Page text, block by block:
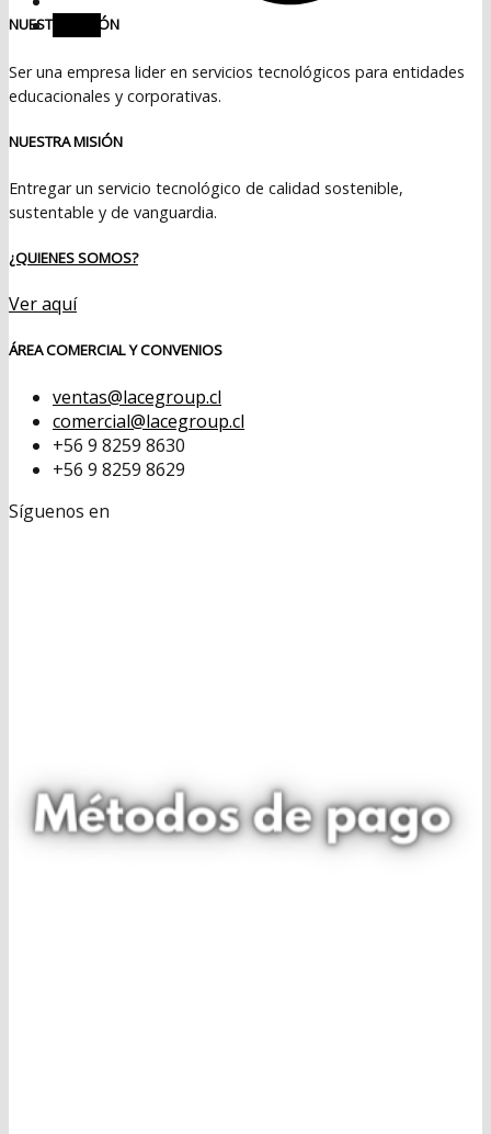
NUESTRA VISIÓN
Ser una empresa lider en servicios tecnológicos para entidades
educacionales y corporativas.
NUESTRA MISIÓN
Entregar un servicio tecnológico de calidad sostenible,
sustentable y de vanguardia.
¿QUIENES SOMOS?
Ver aquí
ÁREA COMERCIAL Y CONVENIOS
ventas@lacegroup.cl
comercial@lacegroup.cl
+56 9 8259 8630
+56 9 8259 8629
Síguenos en